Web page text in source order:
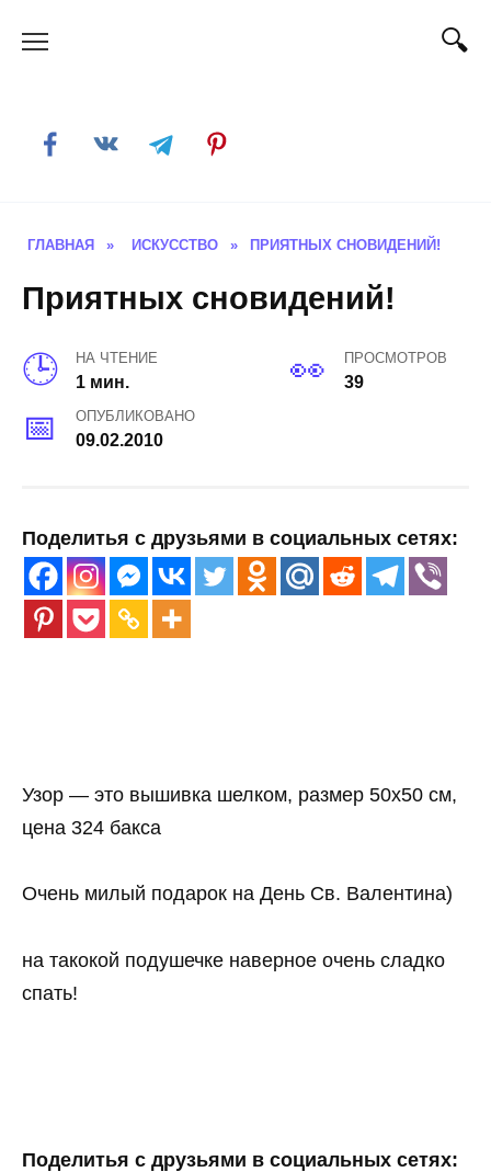
ГЛАВНАЯ » ИСКУССТВО » ПРИЯТНЫХ СНОВИДЕНИЙ!
Приятных сновидений!
НА ЧТЕНИЕ
1 мин.
ПРОСМОТРОВ
39
ОПУБЛИКОВАНО
09.02.2010
Поделитья с друзьями в социальных сетях:
Узор — это вышивка шелком, размер 50х50 см,
цена 324 бакса
Очень милый подарок на День Св. Валентина)
на такокой подушечке наверное очень сладко
спать!
Поделитья с друзьями в социальных сетях: